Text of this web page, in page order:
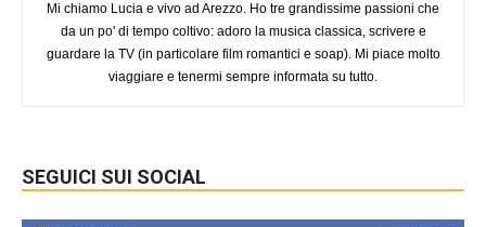
Mi chiamo Lucia e vivo ad Arezzo. Ho tre grandissime passioni che
da un po' di tempo coltivo: adoro la musica classica, scrivere e
guardare la TV (in particolare film romantici e soap). Mi piace molto
viaggiare e tenermi sempre informata su tutto.
SEGUICI SUI SOCIAL